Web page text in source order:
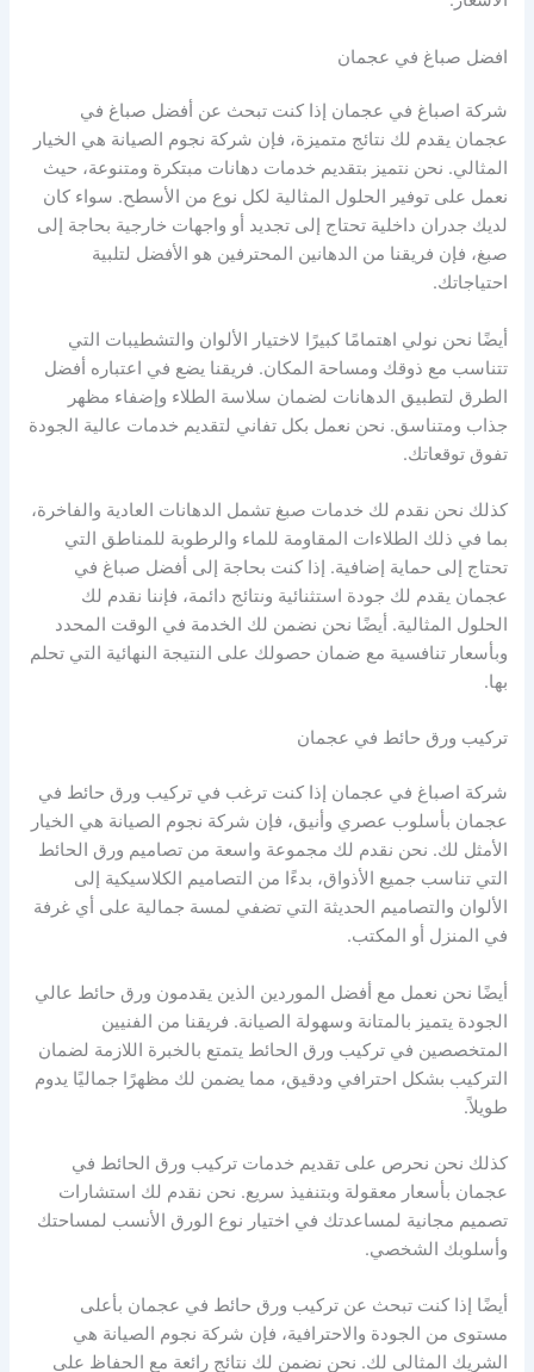
افضل صباغ في عجمان
شركة اصباغ في عجمان إذا كنت تبحث عن أفضل صباغ في
عجمان يقدم لك نتائج متميزة، فإن شركة نجوم الصيانة هي الخيار
المثالي. نحن نتميز بتقديم خدمات دهانات مبتكرة ومتنوعة، حيث
نعمل على توفير الحلول المثالية لكل نوع من الأسطح. سواء كان
لديك جدران داخلية تحتاج إلى تجديد أو واجهات خارجية بحاجة إلى
صبغ، فإن فريقنا من الدهانين المحترفين هو الأفضل لتلبية
احتياجاتك.
أيضًا نحن نولي اهتمامًا كبيرًا لاختيار الألوان والتشطيبات التي
تتناسب مع ذوقك ومساحة المكان. فريقنا يضع في اعتباره أفضل
الطرق لتطبيق الدهانات لضمان سلاسة الطلاء وإضفاء مظهر
جذاب ومتناسق. نحن نعمل بكل تفاني لتقديم خدمات عالية الجودة
تفوق توقعاتك.
كذلك نحن نقدم لك خدمات صبغ تشمل الدهانات العادية والفاخرة،
بما في ذلك الطلاءات المقاومة للماء والرطوبة للمناطق التي
تحتاج إلى حماية إضافية. إذا كنت بحاجة إلى أفضل صباغ في
عجمان يقدم لك جودة استثنائية ونتائج دائمة، فإننا نقدم لك
الحلول المثالية. أيضًا نحن نضمن لك الخدمة في الوقت المحدد
وبأسعار تنافسية مع ضمان حصولك على النتيجة النهائية التي تحلم
بها.
تركيب ورق حائط في عجمان
شركة اصباغ في عجمان إذا كنت ترغب في تركيب ورق حائط في
عجمان بأسلوب عصري وأنيق، فإن شركة نجوم الصيانة هي الخيار
الأمثل لك. نحن نقدم لك مجموعة واسعة من تصاميم ورق الحائط
التي تناسب جميع الأذواق، بدءًا من التصاميم الكلاسيكية إلى
الألوان والتصاميم الحديثة التي تضفي لمسة جمالية على أي غرفة
في المنزل أو المكتب.
أيضًا نحن نعمل مع أفضل الموردين الذين يقدمون ورق حائط عالي
الجودة يتميز بالمتانة وسهولة الصيانة. فريقنا من الفنيين
المتخصصين في تركيب ورق الحائط يتمتع بالخبرة اللازمة لضمان
التركيب بشكل احترافي ودقيق، مما يضمن لك مظهرًا جماليًا يدوم
طويلاً.
كذلك نحن نحرص على تقديم خدمات تركيب ورق الحائط في
عجمان بأسعار معقولة وبتنفيذ سريع. نحن نقدم لك استشارات
تصميم مجانية لمساعدتك في اختيار نوع الورق الأنسب لمساحتك
وأسلوبك الشخصي.
أيضًا إذا كنت تبحث عن تركيب ورق حائط في عجمان بأعلى
مستوى من الجودة والاحترافية، فإن شركة نجوم الصيانة هي
الشريك المثالي لك. نحن نضمن لك نتائج رائعة مع الحفاظ على